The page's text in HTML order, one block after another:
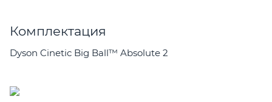
Комплектация
Dyson Cinetic Big Ball™ Absolute 2